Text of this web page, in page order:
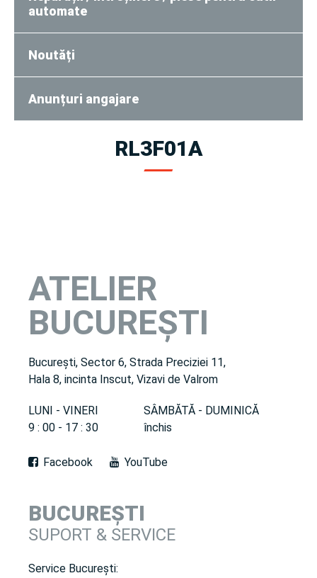
automate
Noutăți
Anunțuri angajare
RL3F01A
ATELIER
BUCUREȘTI
București, Sector 6, Strada Preciziei 11,
Hala 8, incinta Inscut, Vizavi de Valrom
LUNI - VINERI
9 : 00 - 17 : 30
SÂMBĂTĂ - DUMINICĂ
închis
Facebook YouTube
BUCUREȘTI
SUPORT & SERVICE
Service București: